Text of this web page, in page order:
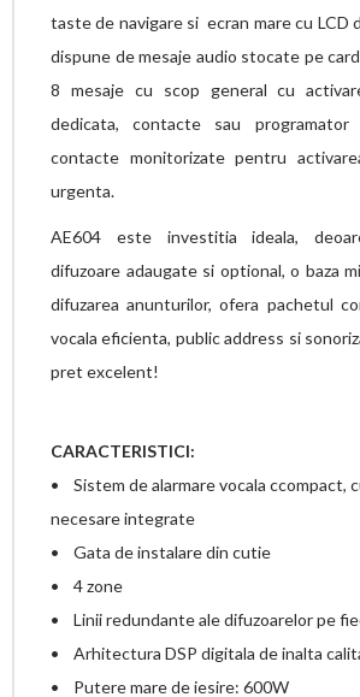
taste de navigare si ecran mare cu LCD
dispune de mesaje audio stocate pe
8 mesaje cu scop general cu
dedicata, contacte sau
contacte monitorizate pentru
urgenta.
AE604 este investitia ideala,
difuzoare adaugate si optional, o baza
difuzarea anunturilor, ofera pachetul
vocala eficienta, public address si
pret excelent!
CARACTERISTICI:
• Sistem de alarmare vocala ccompact,
necesare integrate
• Gata de instalare din cutie
• 4 zone
• Linii redundante ale difuzoarelor pe
• Arhitectura DSP digitala de inalta
• Putere mare de iesire: 600W